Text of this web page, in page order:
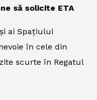
să solicite ETA
ai Spațiului
în cele din
scurte în Regatul